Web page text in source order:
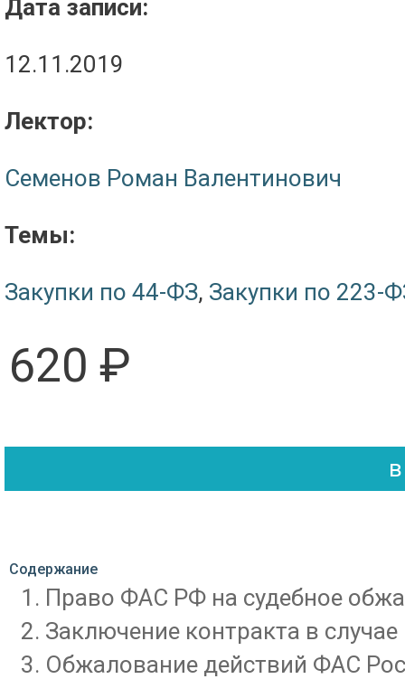
Дата записи:
12.11.2019
Лектор:
Семенов Роман Валентинович
Темы:
Закупки по 44-ФЗ, Закупки по 223-
620 ₽
Содержание
Право ФАС РФ на судебное
Заключение контракта в
Обжалование действий ФАС